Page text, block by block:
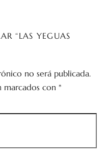
“LAS YEGUAS
no será publicada.
marcados con*